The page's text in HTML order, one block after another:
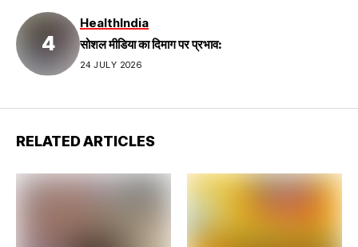
HealthIndia
सोशल मीडिया का दिमाग पर प्रभाव:
24 JULY 2026
RELATED ARTICLES